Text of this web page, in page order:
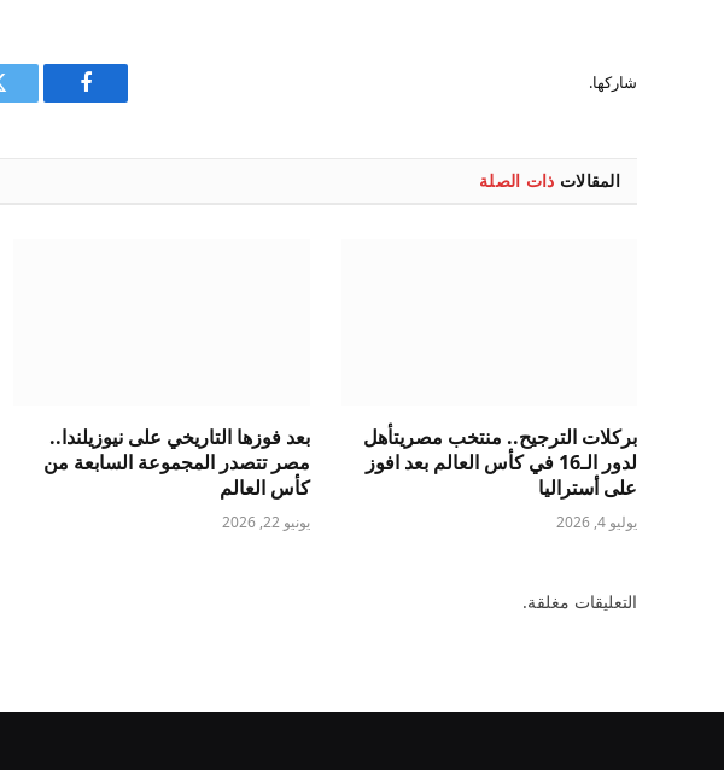
شاركها.
فيسبوك
المقالات ذات الصلة
بركلات الترجيح.. منتخب مصريتأهل
لدور الـ16 في كأس العالم بعد افوز
على أستراليا
يوليو 4, 2026
بعد فوزها التاريخي على نيوزيلندا..
مصر تتصدر المجموعة السابعة من
كأس العالم
يونيو 22, 2026
التعليقات مغلقة.